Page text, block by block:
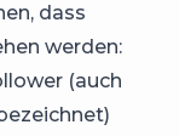
dass
werden:
(auch